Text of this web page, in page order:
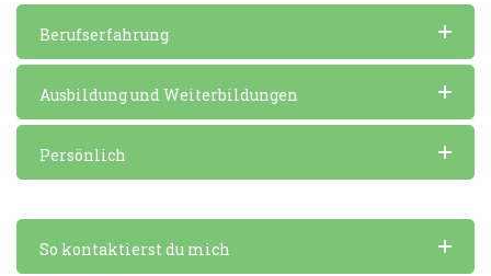
Berufserfahrung
Ausbildung und Weiterbildungen
Persönlich
So kontaktierst du mich